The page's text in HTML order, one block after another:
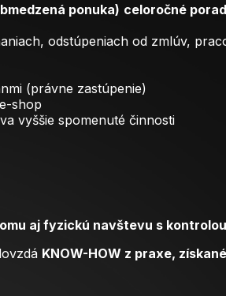
ponuka) celoročné
odstúpeniach od zmlúv,
(právne zastúpenie)
shop
vyššie spomenuté činnosti
aj fyzickú navštevu s
KNOW-HOW z praxe,